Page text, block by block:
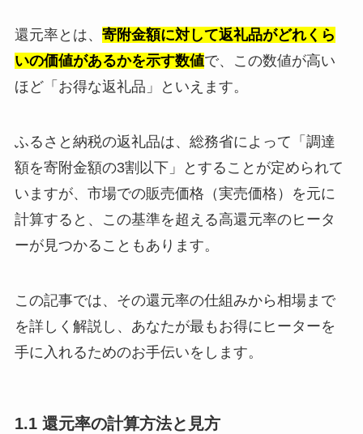
還元率とは、 寄附金額に対して返礼品がどれくら
いの価値があるかを示す数値で、この数値が高い
ほど「お得な返礼品」といえます。
ふるさと納税の返礼品は、総務省によって「調達
額を寄附金額の3割以下」とすることが定められて
いますが、市場での販売価格（実売価格）を元に
計算すると、この基準を超える高還元率のヒータ
ーが見つかることもあります。
この記事では、その還元率の仕組みから相場まで
を詳しく解説し、あなたが最もお得にヒーターを
手に入れるためのお手伝いをします。
1.1 還元率の計算方法と見方